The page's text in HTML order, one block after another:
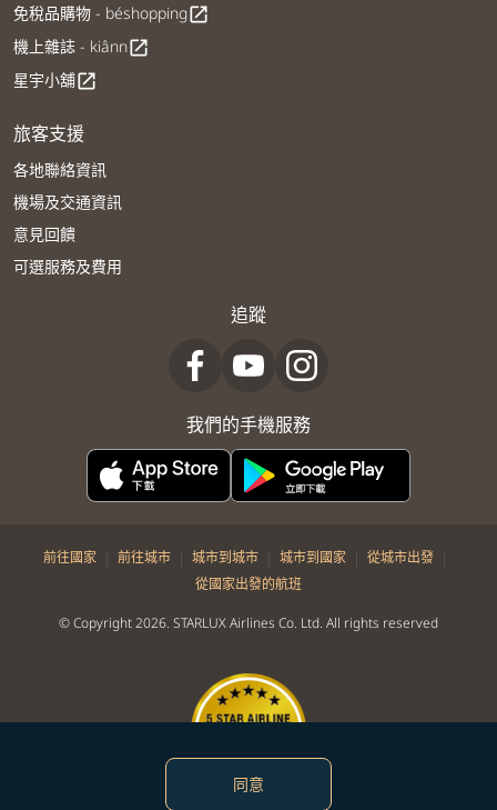
同意
免稅品購物 - béshoppingopen_in_new
機上雜誌 - kiânnopen_in_new
星宇小舖open_in_new
旅客支援
各地聯絡資訊
機場及交通資訊
意見回饋
可選服務及費用
追蹤
我們的手機服務
前往國家 | 前往城市 | 城市到城市 | 城市到國家 | 從城市出發 |
從國家出發的航班
© Copyright 2026. STARLUX Airlines Co. Ltd. All rights reserved